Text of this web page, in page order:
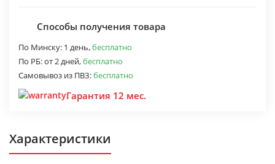
Способы получения товара
По Минску: 1 день,бесплатно
По РБ:от 2 дней,бесплатно
Самовывоз из ПВЗ:бесплатно
Гарантия 12 мес.
Характеристики